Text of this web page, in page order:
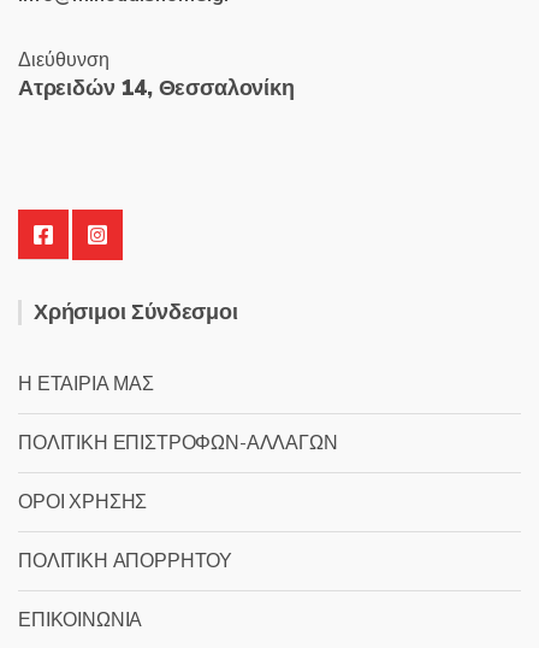
Διεύθυνση
Ατρειδών 14, Θεσσαλονίκη
Χρήσιμοι Σύνδεσμοι
Η ΕΤΑΙΡΙΑ ΜΑΣ
ΠΟΛΙΤΙΚΗ ΕΠΙΣΤΡΟΦΩΝ-ΑΛΛΑΓΩΝ
ΟΡΟΙ ΧΡΗΣΗΣ
ΠΟΛΙΤΙΚΗ ΑΠΟΡΡΗΤΟΥ
ΕΠΙΚΟΙΝΩΝΙΑ